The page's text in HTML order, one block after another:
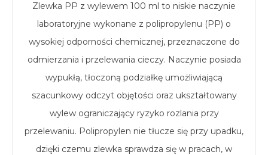
Zlewka PP z wylewem 100 ml to niskie naczynie
laboratoryjne wykonane z polipropylenu (PP) o
wysokiej odporności chemicznej, przeznaczone do
odmierzania i przelewania cieczy. Naczynie posiada
wypukłą, tłoczoną podziałkę umożliwiającą
szacunkowy odczyt objętości oraz ukształtowany
wylew ograniczający ryzyko rozlania przy
przelewaniu. Polipropylen nie tłucze się przy upadku,
dzięki czemu zlewka sprawdza się w pracach, w